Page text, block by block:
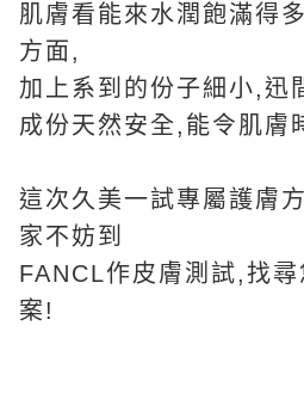
肌膚看能來水潤飽滿得
方面,
加上系到的份子細小,迅
成份天然安全,能令肌膚
這次久美一試專屬護膚
家不妨到
FANCL作皮膚測試,找尋
案!